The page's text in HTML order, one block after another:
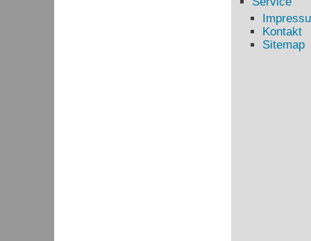
Kontakt
Sitemap